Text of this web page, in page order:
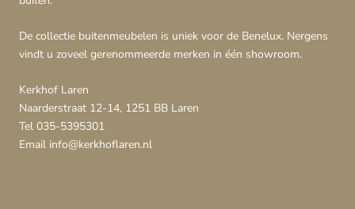
De collectie buitenmeubelen is uniek voor de Benelux. Nergens
vindt u zoveel gerenommeerde merken in één showroom.
Kerkhof Laren
Naarderstraat 12-14, 1251 BB Laren
Tel 035-5395301
Email info@kerkhoflaren.nl